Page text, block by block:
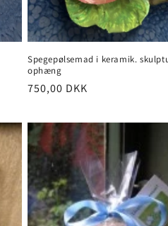
Spegepølsemad i keramik.
ophæng
Normalpris
750,00 DKK